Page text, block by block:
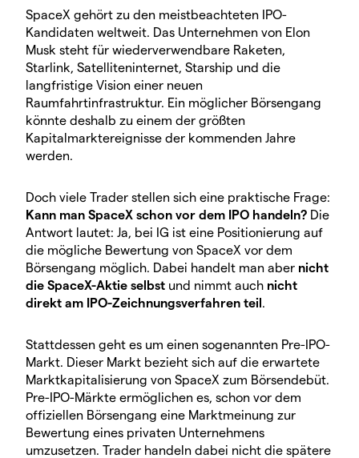
SpaceX gehört zu den meistbeachteten IPO-
Kandidaten weltweit. Das Unternehmen von Elon
Musk steht für wiederverwendbare Raketen,
Starlink, Satelliteninternet, Starship und die
langfristige Vision einer neuen
Raumfahrtinfrastruktur. Ein möglicher Börsengang
könnte deshalb zu einem der größten
Kapitalmarktereignisse der kommenden Jahre
werden.
Doch viele Trader stellen sich eine praktische Frage:
Kann man SpaceX schon vor dem IPO handeln? Die
Antwort lautet: Ja, bei IG ist eine Positionierung auf
die mögliche Bewertung von SpaceX vor dem
Börsengang möglich. Dabei handelt man aber nicht
die SpaceX-Aktie selbst und nimmt auch nicht
direkt am IPO-Zeichnungsverfahren teil.
Stattdessen geht es um einen sogenannten Pre-IPO-
Markt. Dieser Markt bezieht sich auf die erwartete
Marktkapitalisierung von SpaceX zum Börsendebüt.
Pre-IPO-Märkte ermöglichen es, schon vor dem
offiziellen Börsengang eine Marktmeinung zur
Bewertung eines privaten Unternehmens
umzusetzen. Trader handeln dabei nicht die spätere